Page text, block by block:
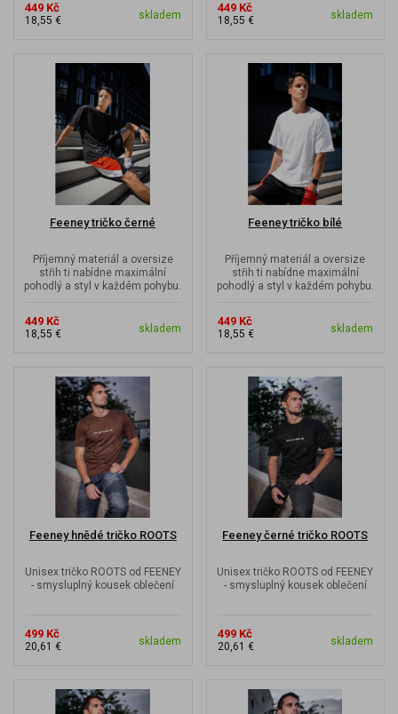
449 Kč
18,55 € skladem
449 Kč
18,55 € skladem
Feeney tričko černé
Příjemný materiál a oversize
střih ti nabídne maximální
pohodlý a styl v každém pohybu.
449 Kč
18,55 € skladem
Feeney tričko bílé
Příjemný materiál a oversize
střih ti nabídne maximální
pohodlý a styl v každém pohybu.
449 Kč
18,55 € skladem
Feeney hnědé tričko ROOTS
Unisex tričko ROOTS od FEENEY
- smysluplný kousek oblečení
499 Kč
20,61 € skladem
Feeney černé tričko ROOTS
Unisex tričko ROOTS od FEENEY
- smysluplný kousek oblečení
499 Kč
20,61 € skladem